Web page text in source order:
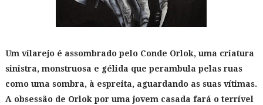
Um vilarejo é assombrado pelo Conde Orlok, uma criatura
sinistra, monstruosa e gélida que perambula pelas ruas
como uma sombra, à espreita, aguardando as suas vítimas.
A obsessão de Orlok por uma jovem casada fará o terrível